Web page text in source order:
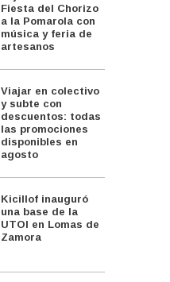
Fiesta del Chorizo
a la Pomarola con
música y feria de
artesanos
Viajar en colectivo
y subte con
descuentos: todas
las promociones
disponibles en
agosto
Kicillof inauguró
una base de la
UTOI en Lomas de
Zamora